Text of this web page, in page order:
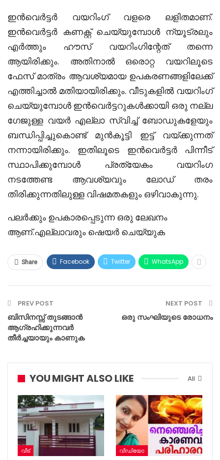
ഇൻവെർട്ടർ വയറിംഗ് വളരെ ലളിതമാണ്.
ഇൻവെർട്ടർ കണക്റ്റ് ചെയ്യുമ്പോൾ ന്യൂട്രലും
എർത്തും ഹൗസ് വയറിംഗിന്റേത് തന്നെ
ആയിരിക്കും. അതിനാൽ ഒരൊറ്റ വയറിലൂടെ
ഫേസ് മാത്രം ആവശ്യമായ ഉപകരണങ്ങളിലേക്ക്
എത്തിച്ചാൽ മതിയായിരിക്കും. വീടുകളിൽ വയറിംഗ്
ചെയ്യുമ്പോൾ ഇൻവെർട്ടറുകൾക്കായി ഒരു നല്ല
ഗേജുള്ള വയർ എല്ലാ സ്വിച്ച് ബോഡുകളേയും
ബന്ധിപ്പിച്ചുകൊണ്ട് മുൻകൂട്ടി ഇട്ട് വയ്ക്കുന്നത്
നന്നായിരിക്കും. ഇതിലൂടെ ഇൻവെർട്ടർ പിന്നീട്
സ്ഥാപിക്കുമ്പോൾ പ്രത്യേകം വയറിംഗ
നടത്തേണ്ട ആവശ്യവും ലോഡ് തരം
തിരിക്കുന്നതിലുള്ള വിഷമതകളും ഒഴിവാകുന്നു.
പലർക്കും ഉപകാരപ്പെടുന്ന ഒരു ലേഖനം
ആണ്.എല്ലാവരും ഷെയർ ചെയ്യുക
Share Facebook Twitter WhatsApp
PREV POST
ബിസിനസ്സ് തുടങ്ങാൻ
ആഗ്രഹിക്കുന്നവർ
തീർച്ചയായും കാണുക
NEXT POST
ഒരു സംഘിയുടെ രോധനം
All
YOU MIGHT ALSO LIKE
വീട് വീഡിയോ